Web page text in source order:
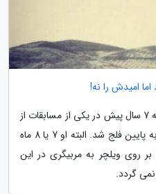
اما امیدش را نه!
سعید رامین پارکورکار جوانی است که 7 سال پیش در یکی از مسابقات از
ناحیه گردن دچار آسیب و از گردن به پایین فلج شد. البته او 7 یا 8 ماه
روی ویلچر به مربیگری در این
گردد.